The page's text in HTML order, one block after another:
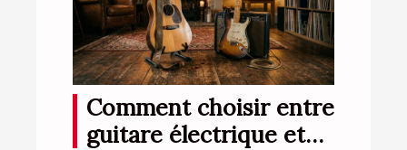
Comment choisir entre
guitare électrique et